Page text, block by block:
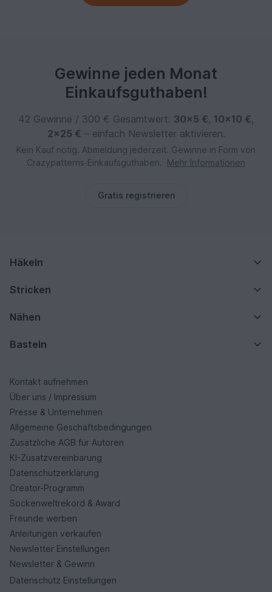
Gewinne jeden Monat
Einkaufsguthaben!
42 Gewinne / 300 € Gesamtwert: 30×5 €, 10×10 €,
2×25 € – einfach Newsletter aktivieren.
Kein Kauf nötig. Abmeldung jederzeit. Gewinne in Form von
Crazypatterns‑Einkaufsguthaben.
Mehr Informationen
Gratis registrieren
Häkeln
Stricken
Nähen
Basteln
Kontakt aufnehmen
Über uns / Impressum
Presse & Unternehmen
Allgemeine Geschäftsbedingungen
Zusätzliche AGB für Autoren
KI-Zusatzvereinbarung
Datenschutzerklärung
Creator-Programm
Sockenweltrekord & Award
Freunde werben
Anleitungen verkaufen
Newsletter Einstellungen
Newsletter & Gewinn
Datenschutz Einstellungen